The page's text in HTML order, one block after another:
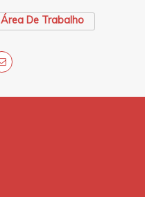
Área De Trabalho